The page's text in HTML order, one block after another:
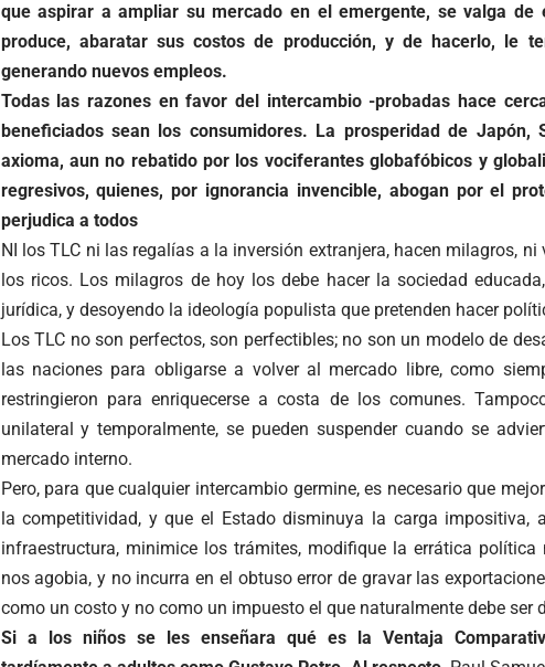
que aspirar a ampliar su mercado en el emergente, se valga
produce, abaratar sus costos de producción, y de hacerlo, le
generando nuevos empleos.
Todas las razones en favor del intercambio -probadas hace
beneficiados sean los consumidores. La prosperidad de Japón,
axioma, aun no rebatido por los vociferantes globafóbicos y
regresivos, quienes, por ignorancia invencible, abogan por el
perjudica a todos
NI los TLC ni las regalías a la inversión extranjera, hacen milagros,
los ricos. Los milagros de hoy los debe hacer la sociedad
jurídica, y desoyendo la ideología populista que pretenden hacer
Los TLC no son perfectos, son perfectibles; no son un modelo de
las naciones para obligarse a volver al mercado libre, como
restringieron para enriquecerse a costa de los comunes.
unilateral y temporalmente, se pueden suspender cuando se
mercado interno.
Pero, para que cualquier intercambio germine, es necesario que
la competitividad, y que el Estado disminuya la carga impositiva,
infraestructura, minimice los trámites, modifique la errática
nos agobia, y no incurra en el obtuso error de gravar las
como un costo y no como un impuesto el que naturalmente debe ser
Si a los niños se les enseñara qué es la Ventaja